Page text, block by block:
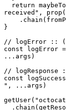
received",
}
// logError ::
const logError
...args)
//
const
", ...args)